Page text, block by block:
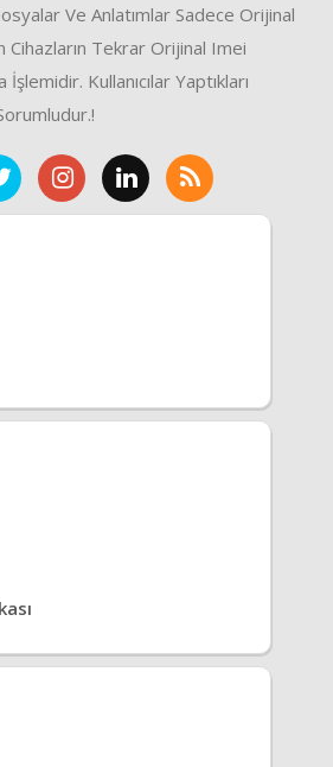
Ve Anlatımlar Sadece Orijinal
Cihazların Tekrar Orijinal Imei
İşlemidir. Kullanıcılar Yaptıkları